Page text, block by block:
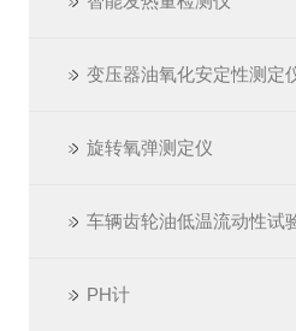
变压器油氧化安定性测定
旋转氧弹测定仪
车辆齿轮油低温流动性试
PH计